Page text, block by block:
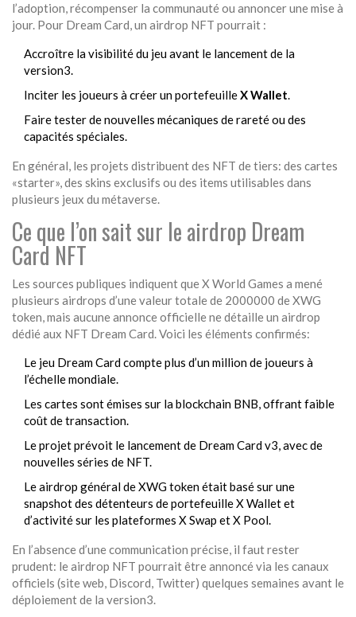
l’adoption, récompenser la communauté ou annoncer une mise à
jour. Pour Dream Card, un airdrop NFT pourrait :
Accroître la visibilité du jeu avant le lancement de la
version3.
Inciter les joueurs à créer un portefeuilleX Wallet.
Faire tester de nouvelles mécaniques de rareté ou des
capacités spéciales.
En général, les projets distribuent des NFT de tiers: des cartes
«starter», des skins exclusifs ou des items utilisables dans
plusieurs jeux du métaverse.
Ce que l’on sait sur le airdrop Dream
Card NFT
Les sources publiques indiquent que X World Games a mené
plusieurs airdrops d’une valeur totale de 2000000 de XWG
token, mais aucune annonce officielle ne détaille un airdrop
dédié aux NFT Dream Card. Voici les éléments confirmés:
Le jeu Dream Card compte plus d’un million de joueurs à
l’échelle mondiale.
Les cartes sont émises sur la blockchain BNB, offrant faible
coût de transaction.
Le projet prévoit le lancement de Dream Card v3, avec de
nouvelles séries de NFT.
Le airdrop général de XWG token était basé sur une
snapshot des détenteurs de portefeuille X Wallet et
d’activité sur les plateformes X Swap et X Pool.
En l’absence d’une communication précise, il faut rester
prudent: le airdrop NFT pourrait être annoncé via les canaux
officiels (site web, Discord, Twitter) quelques semaines avant le
déploiement de la version3.